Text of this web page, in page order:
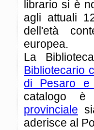
librario si è
agli attuali
dell'età
europea.
La
Bibliotecario
di Pesaro e
catalogo è
provinciale
aderisce al